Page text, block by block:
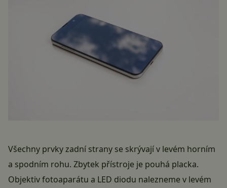
Všechny prvky zadní strany se skrývají v levém horním
a spodním rohu. Zbytek přístroje je pouhá placka.
Objektiv fotoaparátu a LED diodu nalezneme v levém